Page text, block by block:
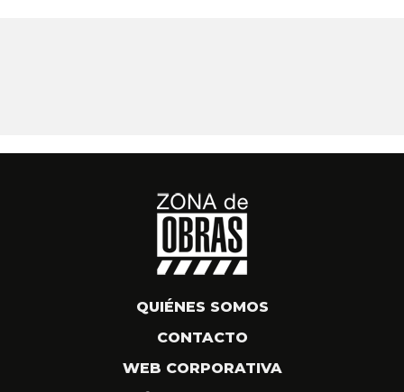
QUIÉNES SOMOS
CONTACTO
WEB CORPORATIVA